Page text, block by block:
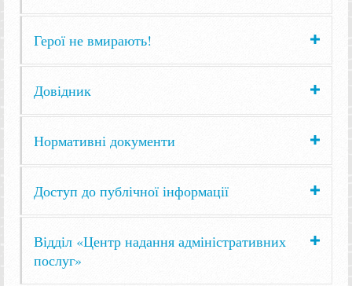
Герої не вмирають!
Довідник
Нормативні документи
Доступ до публічної інформації
Відділ «Центр надання адміністративних
послуг»